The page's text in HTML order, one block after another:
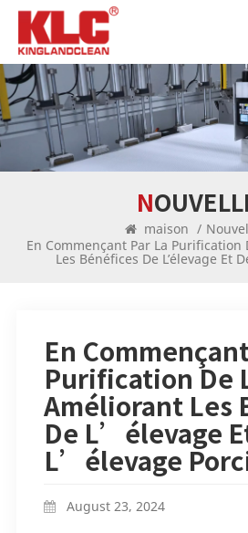
maison /
En Commençant Par La Purification
Les Bénéfices De L’élevage Et
En
Purification De
Améliorant Les
De L’élevage
L’élevage
August 23, 2024